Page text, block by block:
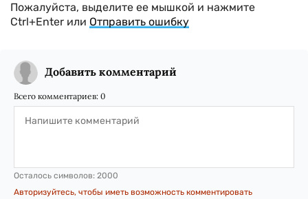
Пожалуйста, выделите ее мышкой и нажмите
Ctrl+Enter или Отправить ошибку
Добавить комментарий
Всего комментариев: 0
Осталось символов: 2000
Авторизуйтесь, чтобы иметь возможность комментировать